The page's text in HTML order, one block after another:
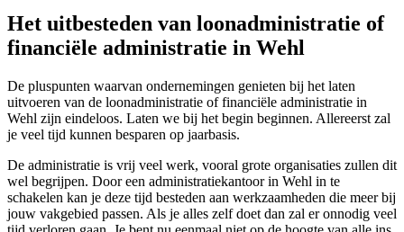
Het uitbesteden van loonadministratie of
financiële administratie in Wehl
De pluspunten waarvan ondernemingen genieten bij het laten
uitvoeren van de loonadministratie of financiële administratie in
Wehl zijn eindeloos. Laten we bij het begin beginnen. Allereerst zal
je veel tijd kunnen besparen op jaarbasis.
De administratie is vrij veel werk, vooral grote organisaties zullen dit
wel begrijpen. Door een administratiekantoor in Wehl in te
schakelen kan je deze tijd besteden aan werkzaamheden die meer bij
jouw vakgebied passen. Als je alles zelf doet dan zal er onnodig veel